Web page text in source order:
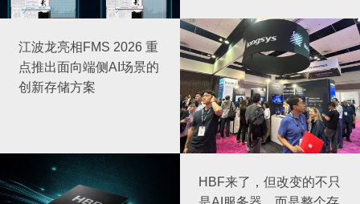
江波龙亮相FMS 2026 重
点推出面向端侧AI场景的
创新存储方案
HBF来了，但改变的不只